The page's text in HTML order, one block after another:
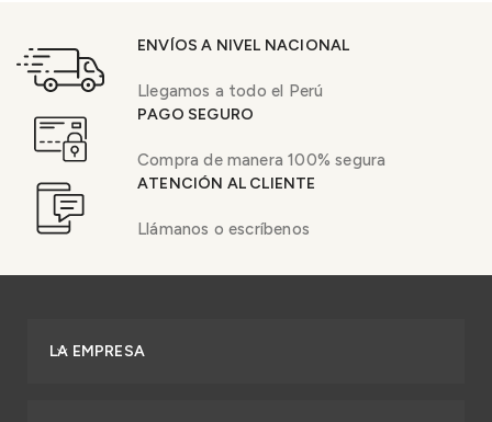
ENVÍOS A NIVEL NACIONAL
Llegamos a todo el Perú
PAGO SEGURO
Compra de manera 100% segura
ATENCIÓN AL CLIENTE
Llámanos o escríbenos
LA EMPRESA